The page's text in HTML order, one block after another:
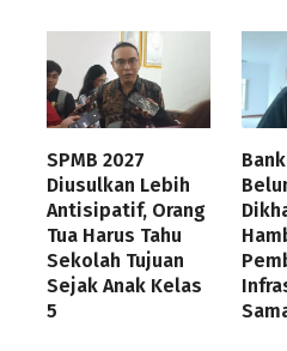
SPMB 2027
Diusulkan Lebih
Antisipatif, Orang
Tua Harus Tahu
Sekolah Tujuan
Sejak Anak Kelas
5